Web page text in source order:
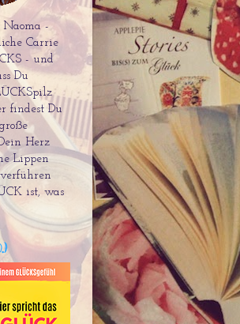
Naoma -
Carrie
- und
Du
findest Du
Herz
Lippen
ist, was